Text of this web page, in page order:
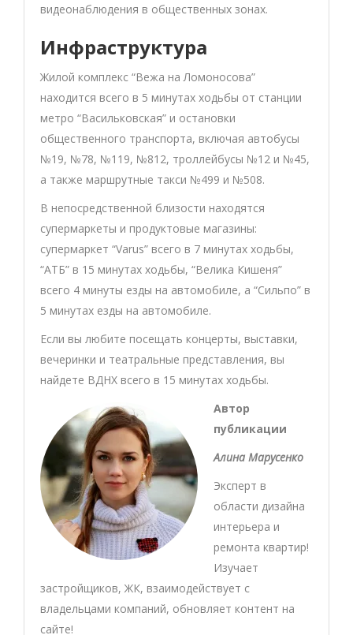
видеонаблюдения в общественных зонах.
Инфраструктура
Жилой комплекс “Вежа на Ломоносова”
находится всего в 5 минутах ходьбы от станции
метро “Васильковская” и остановки
общественного транспорта, включая автобусы
№19, №78, №119, №812, троллейбусы №12 и №45,
а также маршрутные такси №499 и №508.
В непосредственной близости находятся
супермаркеты и продуктовые магазины:
супермаркет “Varus” всего в 7 минутах ходьбы,
“АТБ” в 15 минутах ходьбы, “Велика Кишеня”
всего 4 минуты езды на автомобиле, а “Сильпо” в
5 минутах езды на автомобиле.
Если вы любите посещать концерты, выставки,
вечеринки и театральные представления, вы
найдете ВДНХ всего в 15 минутах ходьбы.
Автор
публикации
Алина Марусенко
Эксперт в
области дизайна
интерьера и
ремонта квартир!
Изучает
застройщиков, ЖК, взаимодействует с
владельцами компаний, обновляет контент на
сайте!